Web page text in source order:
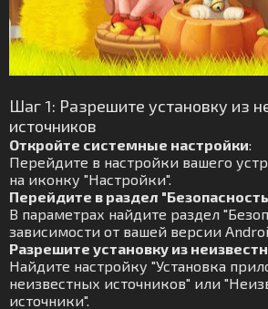
Шаг 1: Разрешите установку из
источников
Откройте системные настройки:
Перейдите в настройки вашего
на иконку "Настройки".
Перейдите в раздел
В параметрах найдите раздел
зависимости от вашей версии
Разрешите установку из
Найдите настройку "Установка
неизвестных источников" или
источники".